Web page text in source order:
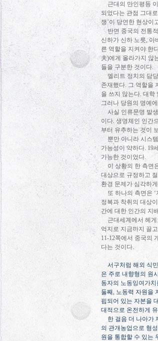
근대의 만인평등
되었다는 관점 그대
쟁’이 당연한 현상이
반면 중국의 전통
신하가 신하 노릇,아
른 역할을 지켜야 한
夫)에게 올라가지 않
들을 구분한 것이다.
엘리트 정치의 담
존재했다. 그 역할을
을 쓰지 않는다. 대학
그러나 당원의 명예
사실 인류문명 발
이다. 생명체인 인간
부터 유추하는 것이
뿐만 아니라 시스
가능성이 약하다. 19
가능한 것이었다.
이 상황의 한 측면
대상으로 규정하고
환경 문제가 심각하
또 하나의 측면은 ‘
정복과 착취의 대상
간에 대한 인간의 지
근대세계에서 헤
억지로 지금까지 끌
11-12쪽에서 중국의
다는 것이다.
서구처럼 해외 식
은 주로 내향형의 원
동자의 노동잉여가치
둘째, 노동력 자원을
핍되어 있는 자본을
대적으로 온전하게
한 걸음 더 나아가
의 관개농업으로 형
원을 통합할 수 있는